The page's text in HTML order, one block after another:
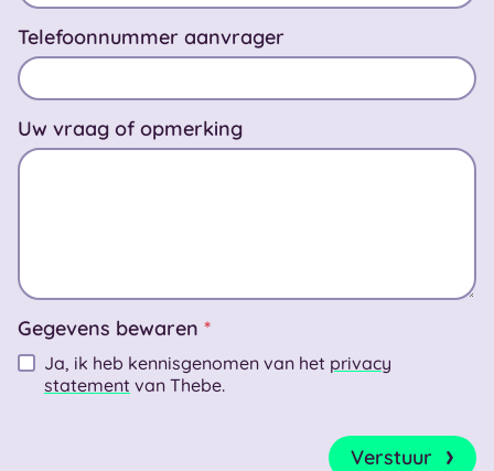
Telefoonnummer aanvrager
Uw vraag of opmerking
Gegevens bewaren *
Ja, ik heb kennisgenomen van het privacy
statement van Thebe.
Verstuur